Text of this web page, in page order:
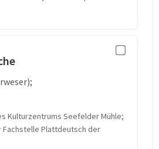
Kulturzentrums Seefelder Mühle;
Fachstelle Plattdeutsch der